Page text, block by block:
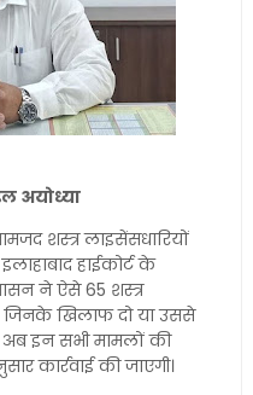
अयोध्या
शस्त्र लाइसेंसधारियों
हाईकोर्ट के
ने ऐसे 65 शस्त्र
जिनके खिलाफ दो या उससे
इन सभी मामलों की
कार्रवाई की जाएगी।